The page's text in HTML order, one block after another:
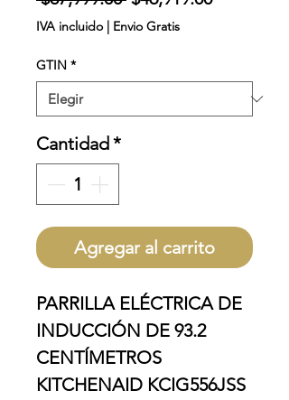
IVA incluido Envio Gratis
GTIN *
Cantidad*
Agregar al carrito
PARRILLA ELÉCTRICA DE
INDUCCIÓN DE 93.2
CENTÍMETROS
KITCHENAID KCIG556JSS